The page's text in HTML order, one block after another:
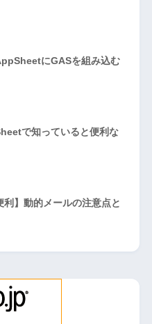
にGASを組み込む
で知っていると便利な
利】動的メールの注意点と